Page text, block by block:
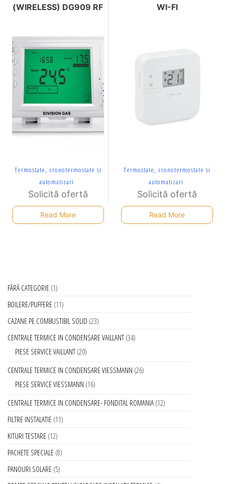
(WIRELESS) DG909 RF
Termostate, cronotermostate si
automatizari
Solicită ofertă
Read More
WI-FI
Termostate, cronotermostate si
automatizari
Solicită ofertă
Read More
FĂRĂ CATEGORIE 1
BOILERE/PUFFERE 11
CAZANE PE COMBUSTIBIL SOLID 23
CENTRALE TERMICE IN CONDENSARE VAILLANT 34
PIESE SERVICE VAILLANT 20
CENTRALE TERMICE IN CONDENSARE VIESSMANN 26
PIESE SERVICE VIESSMANN 16
CENTRALE TERMICE IN CONDENSARE- FONDITAL ROMANIA 12
FILTRE INSTALATIE 11
KITURI TESTARE 12
PACHETE SPECIALE 8
PANOURI SOLARE 5